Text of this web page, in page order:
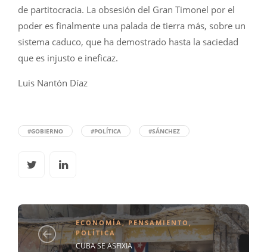
de partitocracia. La obsesión del Gran Timonel por el
poder es finalmente una palada de tierra más, sobre un
sistema caduco, que ha demostrado hasta la saciedad
que es injusto e ineficaz.
Luis Nantón Díaz
#GOBIERNO #POLÍTICA #SÁNCHEZ
ECONOMÍA,PENSAMIENTO,
POLÍTICA
CUBA SE ASFIXIA